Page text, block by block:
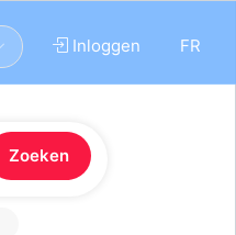
FR
Inloggen